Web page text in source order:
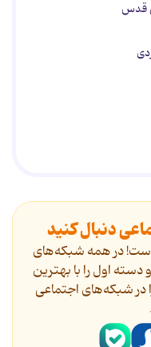
قدس
دنبال کنید
است! در همه شبکه‌های
اول را با بهترین
در شبکه‌های اجتماعی